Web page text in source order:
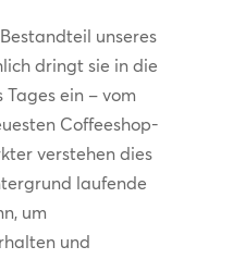
unseres
dringt sie in die
ein – vom
Coffeeshop-
verstehen dies
laufende
um
und